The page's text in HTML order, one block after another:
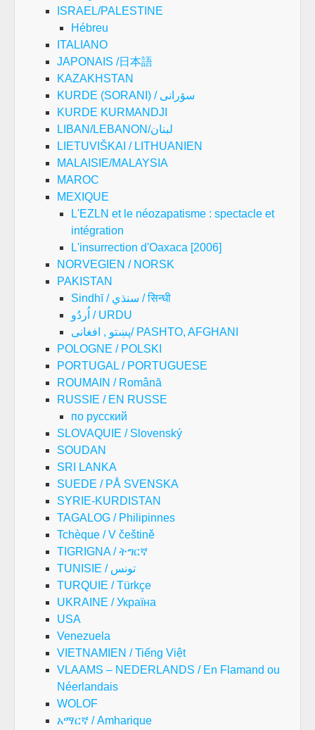
ISRAEL/PALESTINE
Hébreu
ITALIANO
JAPONAIS /日本語
KAZAKHSTAN
KURDE (SORANI) / سۆرانی
KURDE KURMANDJI
LIBAN/LEBANON/لبنان
LIETUVIŠKAI / LITHUANIEN
MALAISIE/MALAYSIA
MAROC
MEXIQUE
L'EZLN et le néozapatisme : spectacle et
intégration
L'insurrection d'Oaxaca [2006]
NORVEGIEN / NORSK
PAKISTAN
Sindhī / سنڌي / सिन्धी
اُردُو / URDU
پښتو , افغانی/ PASHTO, AFGHANI
POLOGNE / POLSKI
PORTUGAL / PORTUGUESE
ROUMAIN / Română
RUSSIE / EN RUSSE
по русский
SLOVAQUIE / Slovenský
SOUDAN
SRI LANKA
SUEDE / PÅ SVENSKA
SYRIE-KURDISTAN
TAGALOG / Philipinnes
Tchèque / V češtině
TIGRIGNA / ትግርኛ
TUNISIE / تونس
TURQUIE / Türkçe
UKRAINE / Україна
USA
Venezuela
VIETNAMIEN / Tiếng Việt
VLAAMS – NEDERLANDS / En Flamand ou
Néerlandais
WOLOF
አማርኛ / Amharique